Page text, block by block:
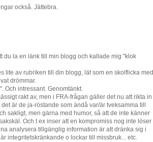
också. Jättebra.
du la en länk till min blogg och kallade mig "klok
lite av rubriken till din blogg, lät som en skolflicka med
drömmar.
Och intressant. Genomtänkt.
rakt av, men i FRA-frågan gäller det nu att rikta in
är de ja-röstande som ändå var/är tveksamma till
sakligt, men gärna med humor, så att de inte känner
Och t ex inser att en kompromiss nog inte löser
analysera tillgänglig information är att dränka sig i
integritetskränkande o lockar till missbruk... etc.